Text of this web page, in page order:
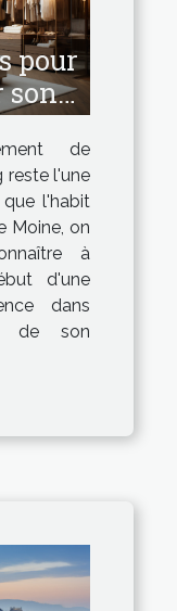
pour
son
de
reste l'une
l'habit
Moine, on
à
d'une
dans
de son